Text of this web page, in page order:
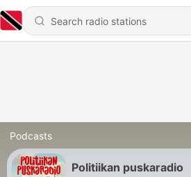
Podcasts
Politiikan puskaradio